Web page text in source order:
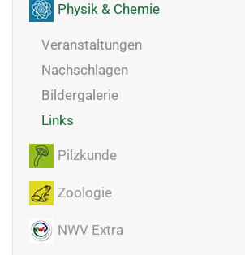
Physik & Chemie
Veranstaltungen
Nachschlagen
Bildergalerie
Links
Pilzkunde
Zoologie
NWV Extra